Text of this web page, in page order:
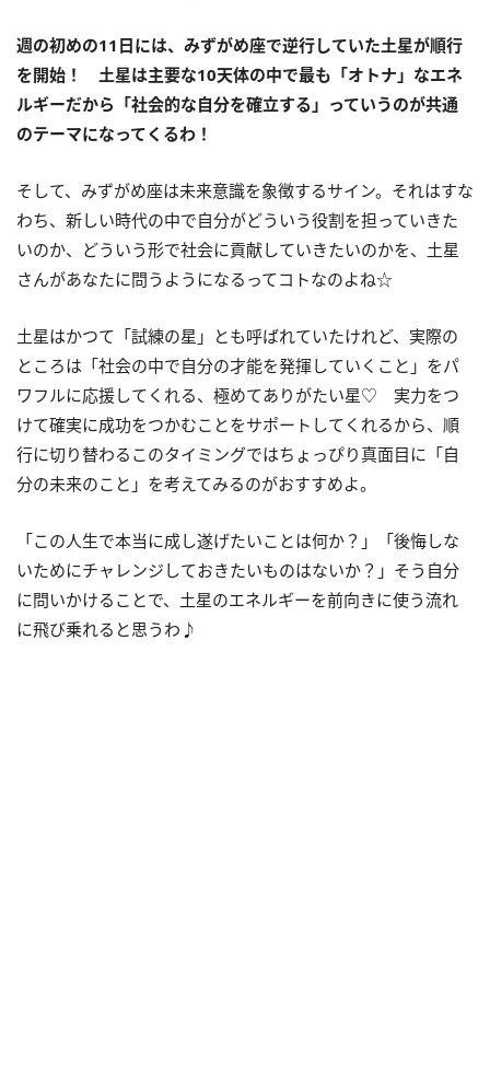
週の初めの11 日には、みずがめ座で逆行していた土星が順行
を開始！ 土星は主要な10天体の中で最も「オトナ」なエネ
ルギーだから「社会的な自分を確立する」っていうのが共通
のテーマになってくるわ！
そして、みずがめ座は未来意識を象徴するサイン。それはすな
わち、新しい時代の中で自分がどういう役割を担っていきた
いのか、どういう形で社会に貢献していきたいのかを、土星
さんがあなたに問うようになるってコトなのよね☆
土星はかつて「試練の星」とも呼ばれていたけれど、実際の
ところは「社会の中で自分の才能を発揮していくこと」をパ
ワフルに応援してくれる、極めてありがたい星♡ 実力をつ
けて確実に成功をつかむことをサポートしてくれるから、順
行に切り替わるこのタイミングではちょっぴり真面目に「自
分の未来のこと」を考えてみるのがおすすめよ。
「この人生で本当に成し遂げたいことは何か？」「後悔しな
いためにチャレンジしておきたいものはないか？」そう自分
に問いかけることで、土星のエネルギーを前向きに使う流れ
に飛び乗れると思うわ♪